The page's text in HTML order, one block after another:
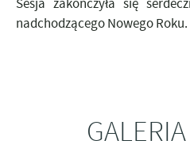
Sesja zakończyła się
nadchodzącego Nowego Roku.
GALERIA